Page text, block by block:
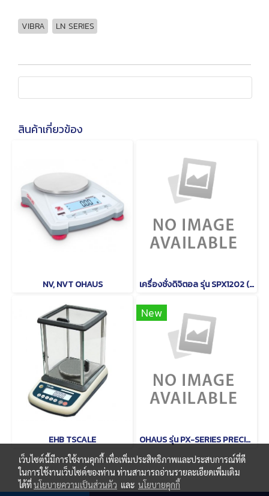
VIBRA LN SERIES
สินค้าเกี่ยวข้อง
NV, NVT OHAUS เครื่องชั่งดิจิตอล รุ่น SPX1202 (Scout) ยี่ห้อ OHAUS
EHB TSCALE
New
OHAUS รุ่น PX-SERIES PRECISON
เว็บไซต์นี้มีการใช้งานคุกกี้ เพื่อเพิ่มประสิทธิภาพและประสบการณ์ที่ดี
ในการใช้งานเว็บไซต์ของท่าน ท่านสามารถอ่านรายละเอียดเพิ่มเติม
ได้ที่นโยบายความเป็นส่วนตัว และ นโยบายคุกกี้